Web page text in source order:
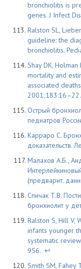
bronchiolitis is
genes. J Infect
Ralston SL,
guideline: the
bronchiolitis.
Shay DK,
mortality and
associated
2001;183:16–22.
Острый
педиатров
Карраро С.
доказательств.
Малахов А.Б.,
(предварит.
Спичак Т.В.
бронхиолит у
Ralston S, Hill V,
infants younger
systematic
956. ↩
Smith SM, Fahey